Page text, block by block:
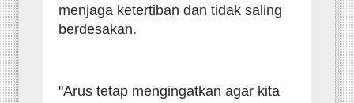
menjaga ketertiban dan tidak saling
berdesakan.
"Arus tetap mengingatkan agar kita